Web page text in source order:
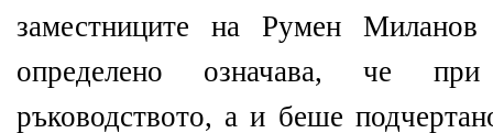
заместниците на Румен
определено означава, че при
ръководството, а и беше